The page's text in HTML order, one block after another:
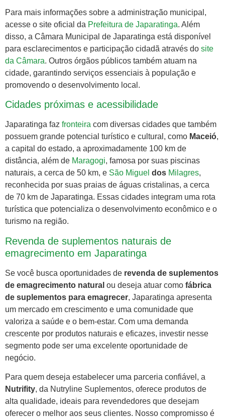
Para mais informações sobre a administração municipal,
acesse o site oficial da Prefeitura de Japaratinga. Além
disso, a Câmara Municipal de Japaratinga está disponível
para esclarecimentos e participação cidadã através do site
da Câmara. Outros órgãos públicos também atuam na
cidade, garantindo serviços essenciais à população e
promovendo o desenvolvimento local.
Cidades próximas e acessibilidade
Japaratinga faz fronteira com diversas cidades que também
possuem grande potencial turístico e cultural, como Maceió,
a capital do estado, a aproximadamente 100 km de
distância, além de Maragogi, famosa por suas piscinas
naturais, a cerca de 50 km, e São Miguel dos Milagres,
reconhecida por suas praias de águas cristalinas, a cerca
de 70 km de Japaratinga. Essas cidades integram uma rota
turística que potencializa o desenvolvimento econômico e o
turismo na região.
Revenda de suplementos naturais de
emagrecimento em Japaratinga
Se você busca oportunidades de revenda de suplementos
de emagrecimento natural ou deseja atuar como fábrica
de suplementos para emagrecer, Japaratinga apresenta
um mercado em crescimento e uma comunidade que
valoriza a saúde e o bem-estar. Com uma demanda
crescente por produtos naturais e eficazes, investir nesse
segmento pode ser uma excelente oportunidade de
negócio.
Para quem deseja estabelecer uma parceria confiável, a
Nutrifity, da Nutryline Suplementos, oferece produtos de
alta qualidade, ideais para revendedores que desejam
oferecer o melhor aos seus clientes. Nosso compromisso é